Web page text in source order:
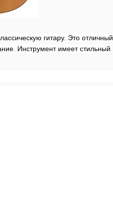
гитару. Это отличный
Инструмент имеет стильный